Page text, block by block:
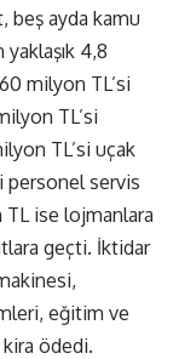
beş ayda kamu
yaklaşık 4,8
milyon TL’si
TL’si
TL’si uçak
personel servis
TL ise lojmanlara
geçti. İktidar
eğitim ve
ödedi.